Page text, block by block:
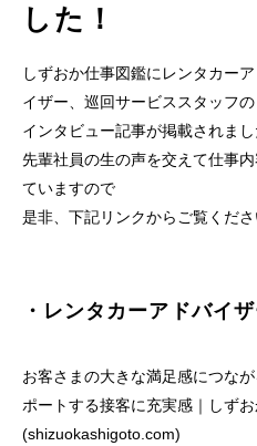
した！
しずおか仕事図鑑にレンタカー
イザー、巡回サービススタッフの
インタビュー記事が掲載されまし
先輩社員の生の声を交えて仕事
ていますので
是非、下記リンクからご覧くださ
・レンタカーアドバイ
お客さまの大きな満足感につな
ポートする接客に充実感｜しず
(shizuokashigoto.com)